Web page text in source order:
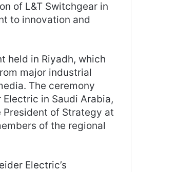
of L&T Switchgear in
to innovation and
held in Riyadh, which
major industrial
The ceremony
in Saudi Arabia,
President of Strategy at
of the regional
Electric’s